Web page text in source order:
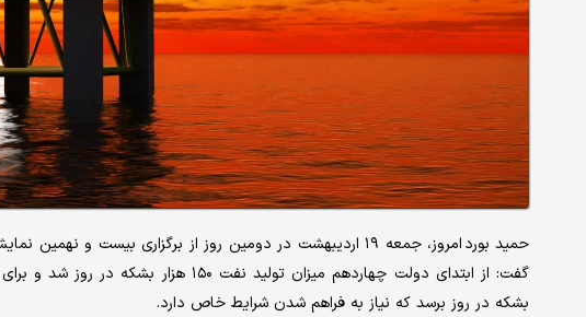
حمید بورد امروز، جمعه ۱۹ اردیبهشت در دومین روز از برگزاری
بشکه در روز برسد که نیاز به فراهم شدن شرایط خاص دارد.